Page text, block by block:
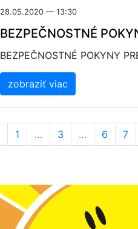
28.05.2020 — 13:30
BEZPEČNOSTNÉ
BEZPEČNOSTNÉ POKYNY
zobraziť viac
1 … 3 … 6 7